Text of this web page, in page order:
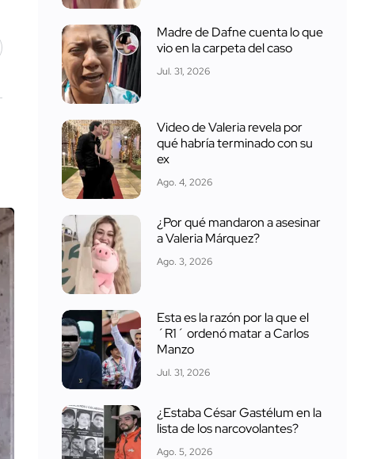
Madre de Dafne cuenta lo que
vio en la carpeta del caso
Jul. 31, 2026
Video de Valeria revela por
qué habría terminado con su
ex
Ago. 4, 2026
¿Por qué mandaron a asesinar
a Valeria Márquez?
Ago. 3, 2026
Esta es la razón por la que el
´R1´ ordenó matar a Carlos
Manzo
Jul. 31, 2026
¿Estaba César Gastélum en la
lista de los narcovolantes?
Ago. 5, 2026